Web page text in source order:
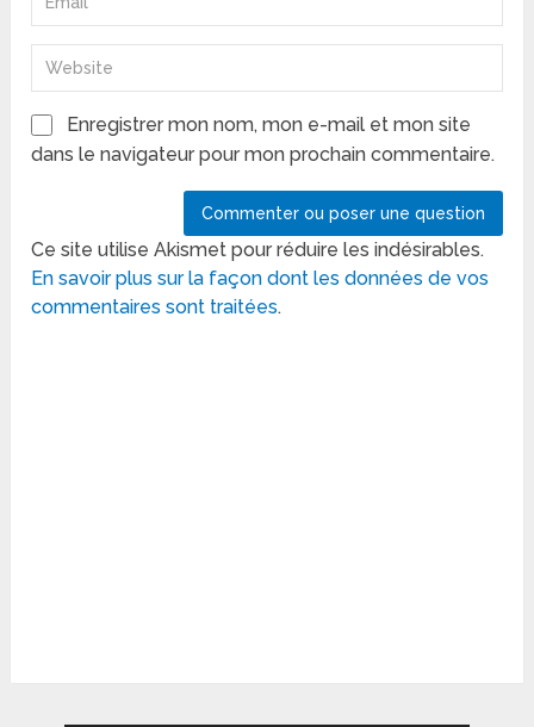
Enregistrer mon nom, mon e-mail et mon site
dans le navigateur pour mon prochain commentaire.
Ce site utilise Akismet pour réduire les indésirables.
En savoir plus sur la façon dont les données de vos
commentaires sont traitées.